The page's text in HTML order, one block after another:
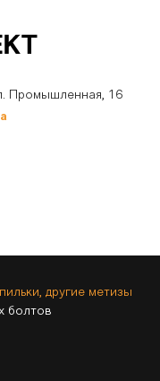
Промышленная, 16
другие метизы
болтов